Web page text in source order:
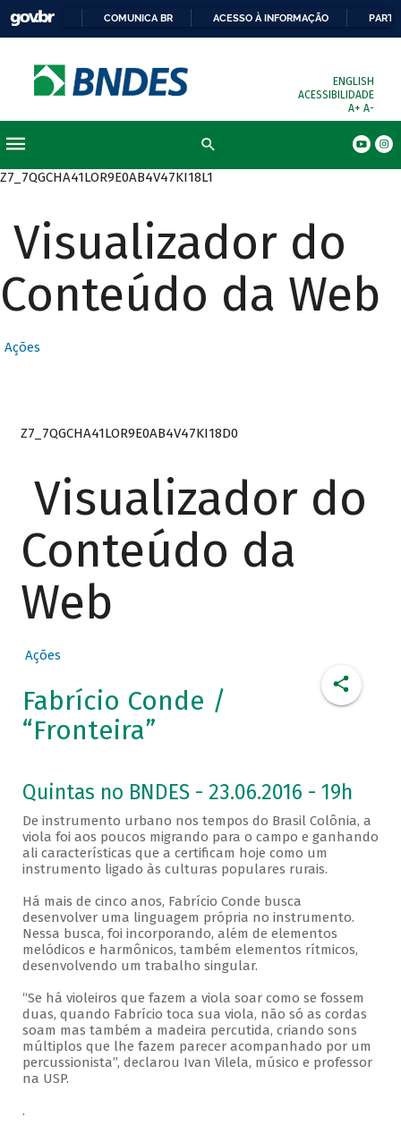
COMUNICA BR ACESSO À INFORMAÇÃO
ENGLISH
ACESSIBILIDADE
A+ A-
Z7_7QGCHA41LOR9E0AB4V47KI18L1
Visualizador do
Conteúdo da Web
Ações
Z7_7QGCHA41LOR9E0AB4V47KI18D0
Visualizador do
Conteúdo da
Web
Ações
Fabrício Conde /
“Fronteira”
Quintas no BNDES - 23.06.2016 - 19h
De instrumento urbano nos tempos do Brasil Colônia, a
viola foi aos poucos migrando para o campo e ganhando
ali características que a certificam hoje como um
instrumento ligado às culturas populares rurais.
Há mais de cinco anos, Fabrício Conde busca
desenvolver uma linguagem própria no instrumento.
Nessa busca, foi incorporando, além de elementos
melódicos e harmônicos, também elementos rítmicos,
desenvolvendo um trabalho singular.
“Se há violeiros que fazem a viola soar como se fossem
duas, quando Fabrício toca sua viola, não só as cordas
soam mas também a madeira percutida, criando sons
múltiplos que lhe fazem parecer acompanhado por um
percussionista”, declarou Ivan Vilela, músico e professor
na USP.
.